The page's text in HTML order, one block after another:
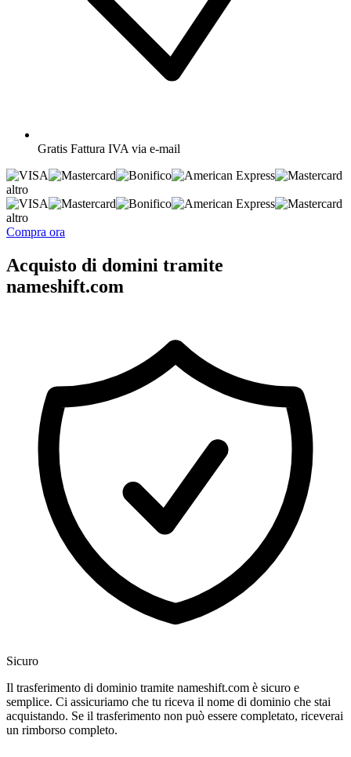
Gratis Fattura IVA via e-mail
altro
altro
Compra ora
Acquisto di domini tramite
nameshift.com
Sicuro
Il trasferimento di dominio tramite nameshift.com è sicuro e
semplice. Ci assicuriamo che tu riceva il nome di dominio che stai
acquistando. Se il trasferimento non può essere completato, riceverai
un rimborso completo.